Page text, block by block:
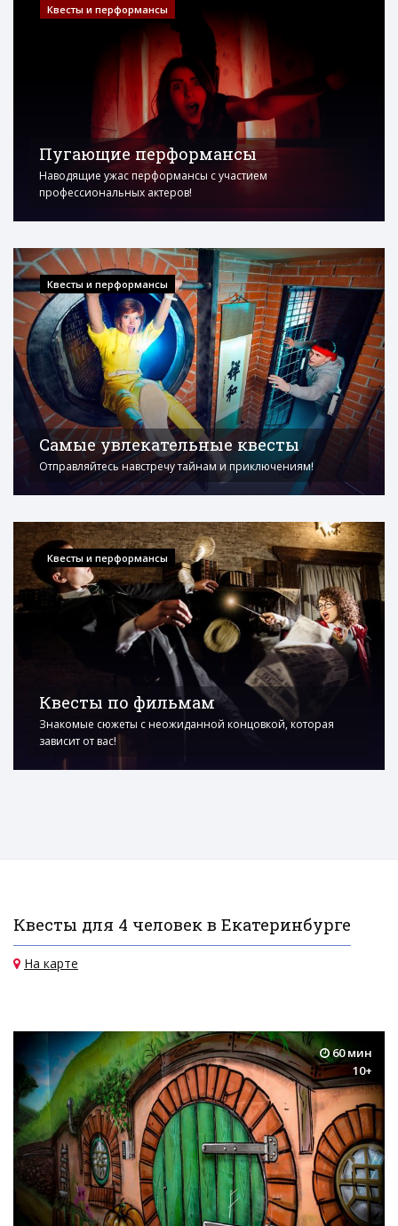
Квесты и перформансы
Пугающие перформансы
Наводящие ужас перформансы с участием
профессиональных актеров!
Квесты и перформансы
Самые увлекательные квесты
Отправляйтесь навстречу тайнам и приключениям!
Квесты и перформансы
Квесты по фильмам
Знакомые сюжеты с неожиданной концовкой, которая
зависит от вас!
Квесты для 4 человек в Екатеринбурге
На карте
60 мин
10+